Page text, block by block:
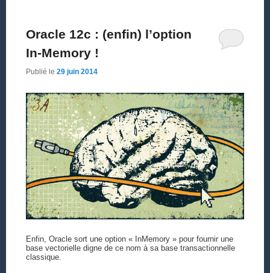
Oracle 12c : (enfin) l’option
In-Memory !
Publié le 29 juin 2014
Enfin, Oracle sort une option « InMemory » pour fournir une
base vectorielle digne de ce nom à sa base transactionnelle
classique.